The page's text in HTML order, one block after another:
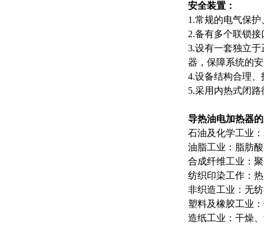
安全装置：
1.常规的电气保
2.备有多个联锁
3.设有一套独立
器，保障系统的
4.设备结构合理
5.采用内热式闭
导热油电加热器
石油及化学工业
油脂工业：脂肪
合成纤维工业：
纺织印染工作：
非织造工业：无
塑料及橡胶工业
造纸工业：干燥